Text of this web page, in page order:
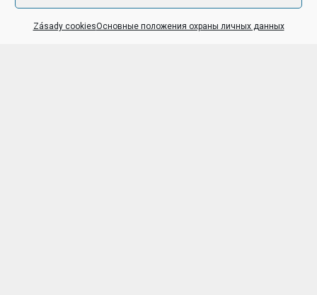
Zásady cookiesОсновные положения охраны личных данных